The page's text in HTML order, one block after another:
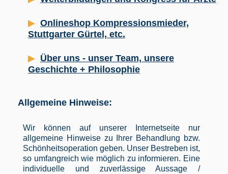
Onlineshop Kompressionsmieder,
Stuttgarter Gürtel, etc.
Über uns - unser Team, unsere
Geschichte + Philosophie
Allgemeine Hinweise:
Wir können auf unserer Internetseite nur
allgemeine Hinweise zu Ihrer Behandlung bzw.
Schönheitsoperation geben. Unser Bestreben ist,
so umfangreich wie möglich zu informieren. Eine
individuelle und zuverlässige Aussage /